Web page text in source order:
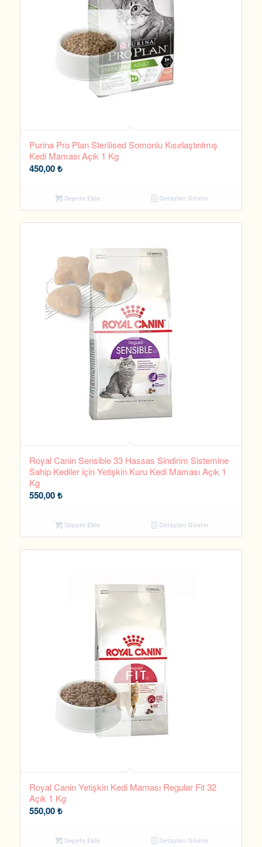
Purina Pro Plan Sterilised Somonlu Kısırlaştırılmış
Kedi Maması Açık 1 Kg
450,00₺
Sepete Ekle Detayları Göster
Royal Canin Sensible 33 Hassas Sindirim Sistemine
Sahip Kediler için Yetişkin Kuru Kedi Maması Açık 1
Kg
550,00₺
Sepete Ekle Detayları Göster
Royal Canin Yetişkin Kedi Maması Regular Fit 32
Açık 1 Kg
550,00₺
Sepete Ekle Detayları Göster